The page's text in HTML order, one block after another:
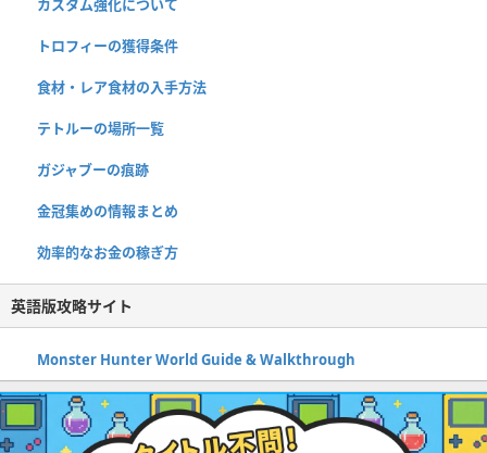
カスタム強化について
トロフィーの獲得条件
食材・レア食材の入手方法
テトルーの場所一覧
ガジャブーの痕跡
金冠集めの情報まとめ
効率的なお金の稼ぎ方
英語版攻略サイト
Monster Hunter World Guide & Walkthrough